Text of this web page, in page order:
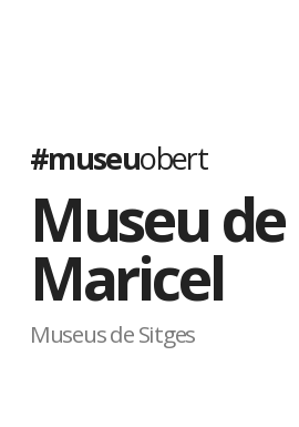
#museuobert
Museu de
Maricel
Museus de Sitges